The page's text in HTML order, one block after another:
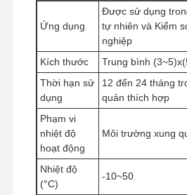
Thuốc trầm tích nhiệt độ cao
Ứng dụng
Được sử dụng
tự nhiên và Kiểm
nghiệp
Kích thước
Trung bình
Thời hạn sử
dụng
12 đến 24 tháng
quản thích hợp
Phạm vi
nhiệt độ
hoạt động
Môi trường xung
Nhiệt độ
(°C)
-10~50